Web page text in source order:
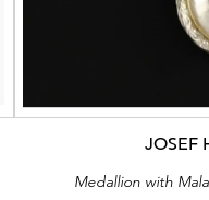
JOSEF
Medallion with